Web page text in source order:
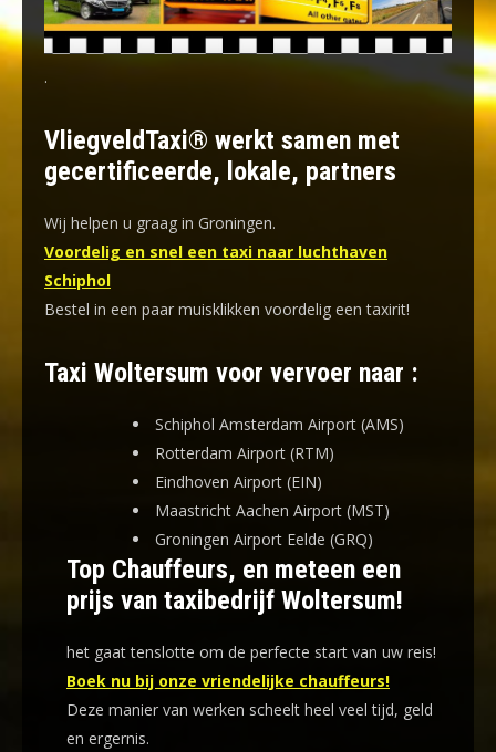
.
VliegveldTaxi® werkt samen met
gecertificeerde, lokale, partners
Wij helpen u graag in Groningen.
Voordelig en snel een taxi naar luchthaven
Schiphol
Bestel in een paar muisklikken voordelig een taxirit!
Taxi Woltersum voor vervoer naar :
Schiphol Amsterdam Airport (AMS)
Rotterdam Airport (RTM)
Eindhoven Airport (EIN)
Maastricht Aachen Airport (MST)
Groningen Airport Eelde (GRQ)
Top Chauffeurs, en meteen een
prijs van taxibedrijf Woltersum!
het gaat tenslotte om de perfecte start van uw reis!
Boek nu bij onze vriendelijke chauffeurs!
Deze manier van werken scheelt heel veel tijd, geld
en ergernis.